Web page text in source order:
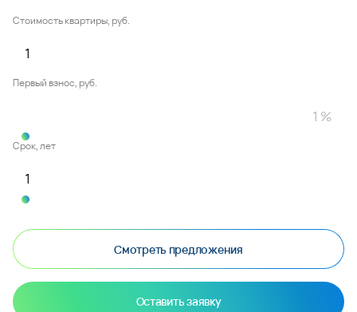
Стоимость квартиры, руб.
Первый взнос, руб.
Срок, лет
Смотреть предложения
Оставить заявку